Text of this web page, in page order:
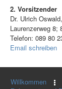
2. Vorsitzender
Dr. Ulrich
Laurenzerweg 8;
Telefon: 089 80
Email schreiben
Willkommen